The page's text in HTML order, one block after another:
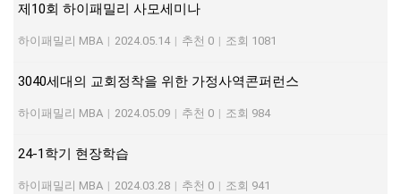
제10회 하이패밀리 사모세미나
하이패밀리 MBA | 2024.05.14 | 추천 0 | 조회 1081
3040세대의 교회정착을 위한 가정사역콘퍼런스
하이패밀리 MBA | 2024.05.09 | 추천 0 | 조회 984
24-1학기 현장학습
하이패밀리 MBA | 2024.03.28 | 추천 0 | 조회 941